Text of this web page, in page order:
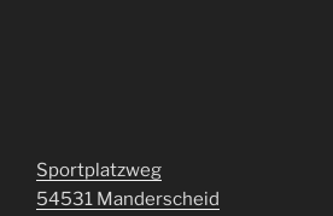
Sportplatzweg
54531 Manderscheid